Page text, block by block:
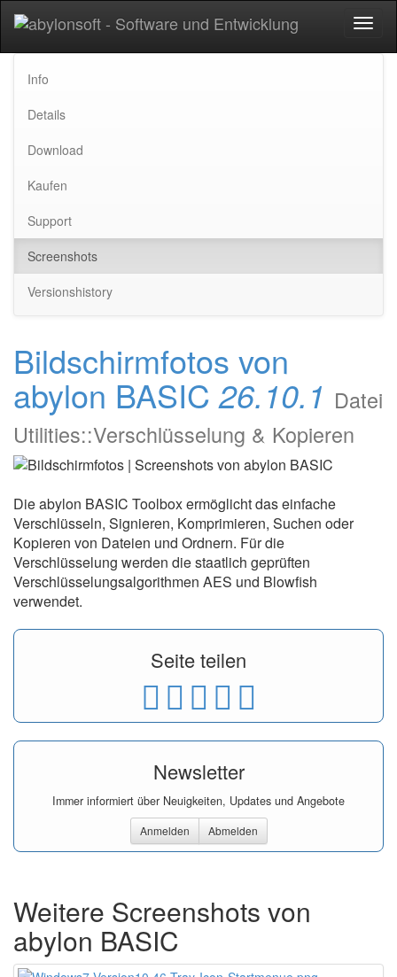
Info
Details
Download
Kaufen
Support
Screenshots
Versionshistory
Bildschirmfotos von
abylon BASIC 26.10.1 Datei
Utilities::Verschlüsselung & Kopieren
Die abylon BASIC Toolbox ermöglicht das einfache
Verschlüsseln, Signieren, Komprimieren, Suchen oder
Kopieren von Dateien und Ordnern. Für die
Verschlüsselung werden die staatlich geprüften
Verschlüsselungsalgorithmen AES und Blowfish
verwendet.
Seite teilen
Newsletter
Immer informiert über Neuigkeiten, Updates und Angebote
Anmelden Abmelden
Weitere Screenshots von
abylon BASIC